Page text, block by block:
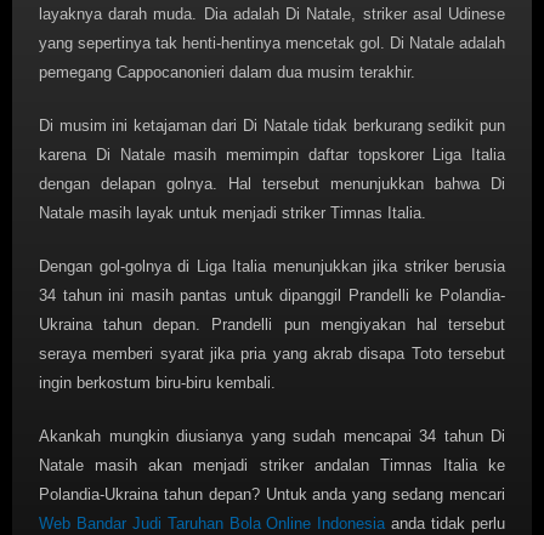
layaknya darah muda. Dia adalah Di Natale, striker asal Udinese
yang sepertinya tak henti-hentinya mencetak gol. Di Natale adalah
pemegang Cappocanonieri dalam dua musim terakhir.
Di musim ini ketajaman dari Di Natale tidak berkurang sedikit pun
karena Di Natale masih memimpin daftar topskorer Liga Italia
dengan delapan golnya. Hal tersebut menunjukkan bahwa Di
Natale masih layak untuk menjadi striker Timnas Italia.
Dengan gol-golnya di Liga Italia menunjukkan jika striker berusia
34 tahun ini masih pantas untuk dipanggil Prandelli ke Polandia-
Ukraina tahun depan. Prandelli pun mengiyakan hal tersebut
seraya memberi syarat jika pria yang akrab disapa Toto tersebut
ingin berkostum biru-biru kembali.
Akankah mungkin diusianya yang sudah mencapai 34 tahun Di
Natale masih akan menjadi striker andalan Timnas Italia ke
Polandia-Ukraina tahun depan? Untuk anda yang sedang mencari
Web Bandar Judi Taruhan Bola Online Indonesia anda tidak perlu